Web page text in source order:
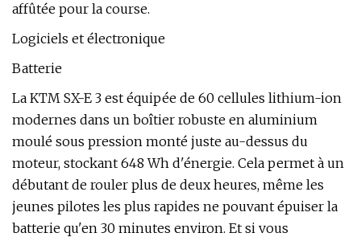
affûtée pour la course.
Logiciels et électronique
Batterie
La KTM SX-E 3 est équipée de 60 cellules lithium-ion
modernes dans un boîtier robuste en aluminium
moulé sous pression monté juste au-dessus du
moteur, stockant 648 Wh d'énergie. Cela permet à un
débutant de rouler plus de deux heures, même les
jeunes pilotes les plus rapides ne pouvant épuiser la
batterie qu'en 30 minutes environ. Et si vous